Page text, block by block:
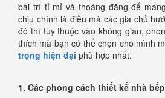
bài trí tỉ mỉ và thoáng đãng để
chịu chính là điều mà các gia chủ
đó thì tùy thuộc vào không gian,
thích mà bạn có thể chọn cho mình
trọng hiện đại phù hợp nhất.
1. Các phong cách thiết kế nhà